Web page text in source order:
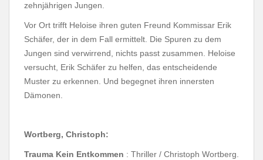
zehnjährigen Jungen.
Vor Ort trifft Heloise ihren guten Freund Kommissar Erik
Schäfer, der in dem Fall ermittelt. Die Spuren zu dem
Jungen sind verwirrend, nichts passt zusammen. Heloise
versucht, Erik Schäfer zu helfen, das entscheidende
Muster zu erkennen. Und begegnet ihren innersten
Dämonen.
Wortberg, Christoph:
Trauma Kein Entkommen : Thriller / Christoph Wortberg.